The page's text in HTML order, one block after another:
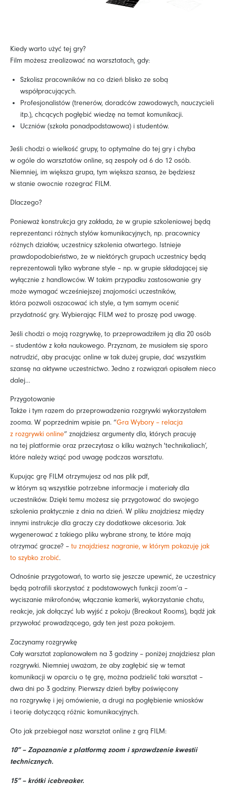
Kiedy warto użyć tej gry?
Film możesz zrealizować na warsztatach, gdy:
Szkolisz pracowników na co dzień blisko ze sobą
współpracujących.
Profesjonalistów (trenerów, doradców zawodowych, nauczycieli
itp.), chcących pogłębić wiedzę na temat komunikacji.
Uczniów (szkoła ponadpodstawowa) i studentów.
Jeśli chodzi o wielkość grupy, to optymalne do tej gry i chyba
w ogóle do warsztatów online, są zespoły od 6 do 12 osób.
Niemniej, im większa grupa, tym większa szansa, że będziesz
w stanie owocnie rozegrać FILM.
Dlaczego?
Ponieważ konstrukcja gry zakłada, że w grupie szkoleniowej będą
reprezentanci różnych stylów komunikacyjnych, np. pracownicy
różnych działów, uczestnicy szkolenia otwartego. Istnieje
prawdopodobieństwo, że w niektórych grupach uczestnicy będą
reprezentowali tylko wybrane style – np. w grupie składającej się
wyłącznie z handlowców. W takim przypadku zastosowanie gry
może wymagać wcześniejszej znajomości uczestników,
która pozwoli oszacować ich style, a tym samym ocenić
przydatność gry. Wybierając FILM weź to proszę pod uwagę.
Jeśli chodzi o moją rozgrywkę, to przeprowadziłem ją dla 20 osób
– studentów z koła naukowego. Przyznam, że musiałem się sporo
natrudzić, aby pracując online w tak dużej grupie, dać wszystkim
szansę na aktywne uczestnictwo. Jedno z rozwiązań opisałem nieco
dalej…
Przygotowanie
Także i tym razem do przeprowadzenia rozgrywki wykorzystałem
zooma. W poprzednim wpisie pn. “Gra Wybory – relacja
z rozgrywki online” znajdziesz argumenty dla, których pracuję
na tej platformie oraz przeczytasz o kilku ważnych 'technikaliach’,
które należy wziąć pod uwagę podczas warsztatu.
Kupując grę FILM otrzymujesz od nas plik pdf,
w którym są wszystkie potrzebne informacje i materiały dla
uczestników. Dzięki temu możesz się przygotować do swojego
szkolenia praktycznie z dnia na dzień. W pliku znajdziesz między
innymi instrukcje dla graczy czy dodatkowe akcesoria. Jak
wygenerować z takiego pliku wybrane strony, te które mają
otrzymać gracze? – tu znajdziesz nagranie, w którym pokazuję jak
to szybko zrobić.
Odnośnie przygotowań, to warto się jeszcze upewnić, że uczestnicy
będą potrafili skorzystać z podstawowych funkcji zoom’a –
wyciszanie mikrofonów, włączanie kamerki, wykorzystanie chatu,
reakcje, jak dołączyć lub wyjść z pokoju (Breakout Rooms), bądź jak
przywołać prowadzącego, gdy ten jest poza pokojem.
Zaczynamy rozgrywkę
Cały warsztat zaplanowałem na 3 godziny – poniżej znajdziesz plan
rozgrywki. Niemniej uważam, że aby zagłębić się w temat
komunikacji w oparciu o tę grę, można podzielić taki warsztat –
dwa dni po 3 godziny. Pierwszy dzień byłby poświęcony
na rozgrywkę i jej omówienie, a drugi na pogłębienie wniosków
i teorię dotyczącą różnic komunikacyjnych.
Oto jak przebiegał nasz warsztat online z grą FILM:
10” – Zapoznanie z platformą zoom i sprawdzenie kwestii
technicznych.
15” – krótki icebreaker.